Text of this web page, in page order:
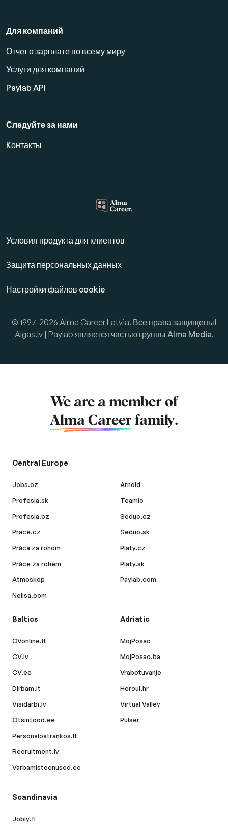
Для компаний
Отчет о зарплате по всему миру
Услуги для компаний
Paylab API
Следуйте за нами
Kонтакты
Условия продукта для клиентов
Защита персональных данных
Настройки файлов cookie
© 1997-2026 Alma Career Latvia. Все права защищены!
Algas.lv | Paylab является частью группы Alma Media.
We are a member of
Alma Career family.
Central Europe
Jobs.cz
Profesia.sk
Profesia.cz
Prace.cz
Práca za rohom
Práce za rohem
Atmoskop
Nelisa.com
Arnold
Teamio
Seduo.cz
Seduo.sk
Platy.cz
Platy.sk
Paylab.com
Baltics
CVonline.lt
CV.lv
CV.ee
Dirbam.lt
Visidarbi.lv
Otsintood.ee
Personaloatrankos.lt
Recruitment.lv
Varbamisteenused.ee
Adriatic
MojPosao
MojPosao.ba
Vrabotuvanje
Hercul.hr
Virtual Valley
Pulser
Scandinavia
Jobly.fi